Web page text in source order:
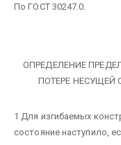
По ГОСТ 30247.0.
ОПРЕДЕЛЕНИЕ
ПОТЕРЕ НЕСУЩЕЙ
1 Для изгибаемых
состояние наступило,